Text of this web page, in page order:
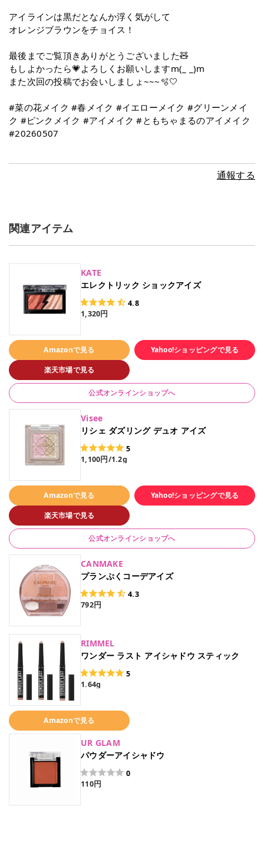
アイラインは黒だとなんか浮く気がして
オレンジブラウンをチョイス！
最後までご覧頂きありがとうございました🧸‪
もしよかったら💗よろしくお願いしますm(_ _)m
また次回の投稿でお会いしましょ~~~🫧🤍
#菜の花メイク #春メイク #イエローメイク #グリーンメイ
ク #ピンクメイク #アイメイク #ともちゃまるのアイメイク
#20260507
通報する
関連アイテム
KATE
エレクトリック ショックアイズ
4.8
1,320円
Amazonで見る
Yahoo!ショッピングで見る
楽天市場で見る
公式オンラインショップへ
Visee
リシェ ダズリング デュオ アイズ
5
1,100円/1.2g
Amazonで見る
Yahoo!ショッピングで見る
楽天市場で見る
公式オンラインショップへ
CANMAKE
プランぷくコーデアイズ
4.3
792円
RIMMEL
ワンダー ラスト アイシャドウ スティック
5
1.64g
Amazonで見る
UR GLAM
パウダーアイシャドウ
0
110円